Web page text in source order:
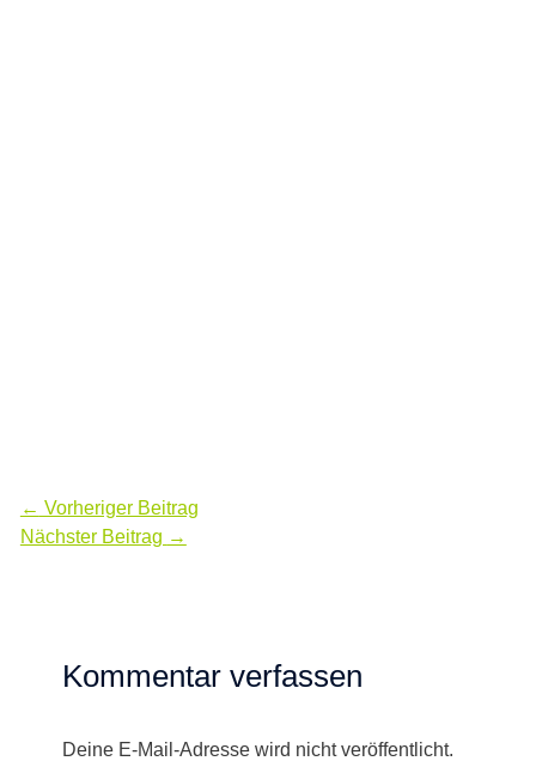
← Vorheriger Beitrag
Nächster Beitrag →
Kommentar verfassen
Deine E-Mail-Adresse wird nicht veröffentlicht.